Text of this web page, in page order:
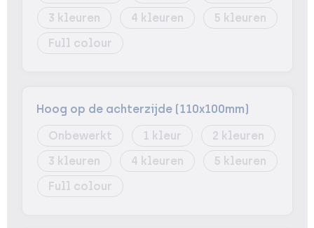
3
4
5
Full colour
Hoog op de achterzijde (110x100mm)
Onbewerkt
1
2
3
4
5
Full colour